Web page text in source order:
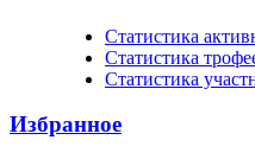
Cтатистика
Cтатистика
Cтатистика
Избранное